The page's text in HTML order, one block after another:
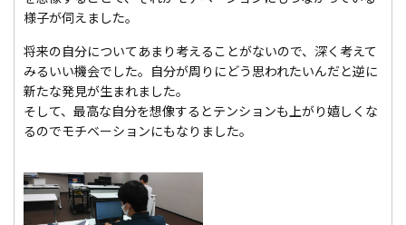
様子が伺えました。
将来の自分についてあまり考えることがないので、深く考えて
みるいい機会でした。自分が周りにどう思われたいんだと逆に
新たな発見が生まれました。
そして、最高な自分を想像するとテンションも上がり嬉しくな
るのでモチベーションにもなりました。